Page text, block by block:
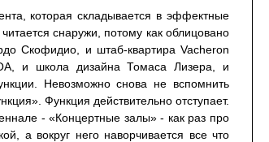
которая складывается в эффектные
снаружи, потому как облицовано
Скофидио, и штаб-квартира Vacheron
и школа дизайна Томаса Лизера, и
Невозможно снова не вспомнить
Функция действительно отступает.
- «Концертные залы» - как раз про
а вокруг него наворчивается все что